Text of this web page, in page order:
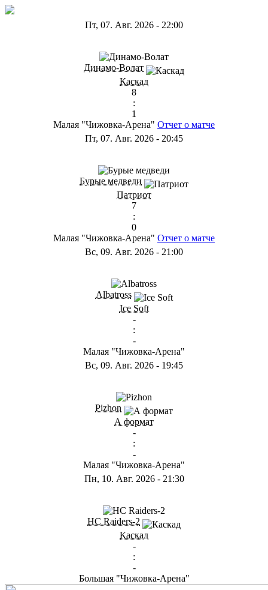
Пт, 07. Авг. 2026 - 22:00
Динамо-Волат
Каскад
8
:
1
Малая "Чижовка-Арена" Отчет о матче
Пт, 07. Авг. 2026 - 20:45
Бурые медведи
Патриот
7
:
0
Малая "Чижовка-Арена" Отчет о матче
Вс, 09. Авг. 2026 - 21:00
Albatross
Ice Soft
-
:
-
Малая "Чижовка-Арена"
Вс, 09. Авг. 2026 - 19:45
Pizhon
А формат
-
:
-
Малая "Чижовка-Арена"
Пн, 10. Авг. 2026- 21:30
HC Raiders-2
Каскад
-
:
-
Большая "Чижовка-Арена"